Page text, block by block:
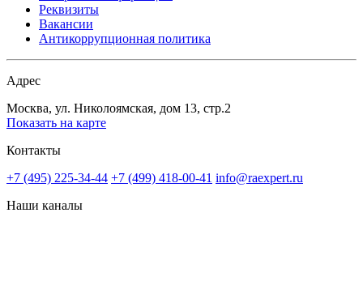
Реквизиты
Вакансии
Антикоррупционная политика
Адрес
Москва, ул. Николоямская, дом 13, стр.2
Показать на карте
Контакты
+7 (495) 225-34-44 +7 (499) 418-00-41 info@raexpert.ru
Наши каналы